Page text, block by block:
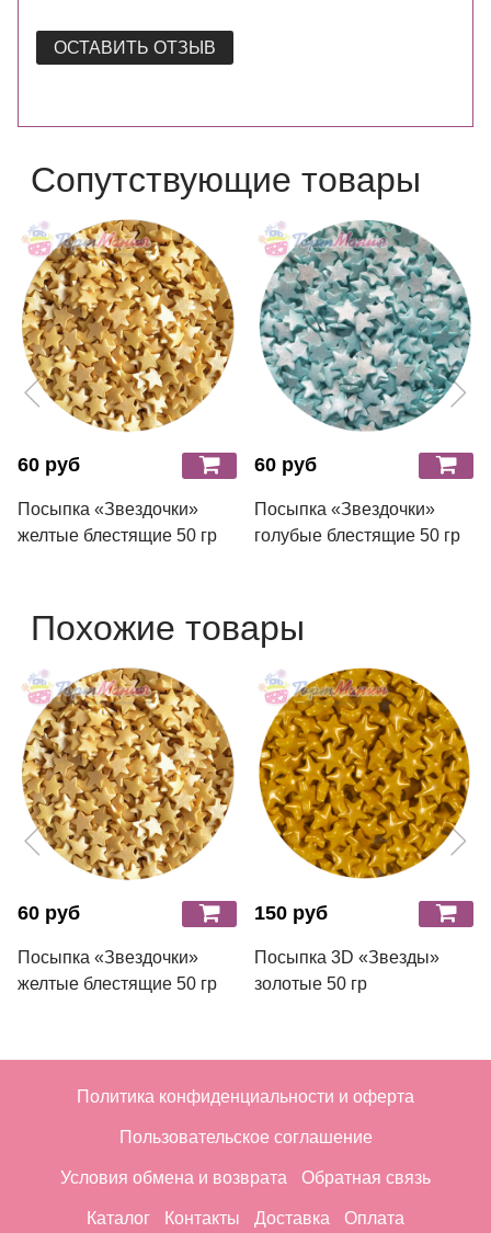
ОСТАВИТЬ ОТЗЫВ
Сопутствующие товары
60 руб
Посыпка «Звездочки»
желтые блестящие 50 гр
60 руб
Посыпка «Звездочки»
голубые блестящие 50 гр
Похожие товары
60 руб
Посыпка «Звездочки»
желтые блестящие 50 гр
150 руб
Посыпка 3D «Звезды»
золотые 50 гр
Политика конфиденциальности и оферта
Пользовательское соглашение
Условия обмена и возврата Обратная связь
Каталог Контакты Доставка Оплата